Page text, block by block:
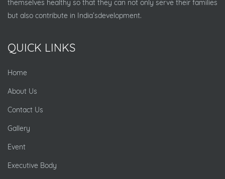
themselves healthy so that they can not only serve their families
but also contribute in India’sdevelopment.
QUICK LINKS
Home
About Us
Contact Us
Gallery
Event
Executive Body